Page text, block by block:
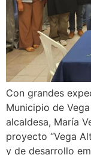
Con grandes
Municipio de
alcaldesa, María
proyecto “Vega
y de desarrollo